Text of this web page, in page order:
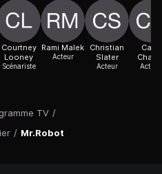
TV /
/ Mr.Robot
Courtney
Looney
Scénariste
Rami Malek
Acteur
Christian
Slater
Acteur
Carly
Actrice